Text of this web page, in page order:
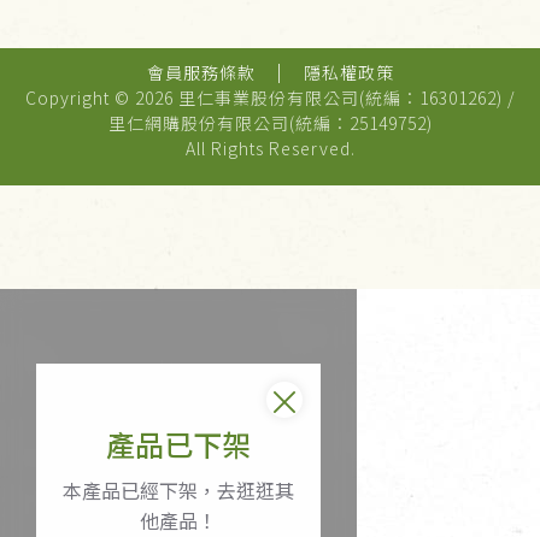
會員服務條款
隱私權政策
Copyright © 2026 里仁事業股份有限公司(統編：16301262) /
里仁網購股份有限公司(統編：25149752)
All Rights Reserved.
產品已下架
本產品已經下架，去逛逛其
他產品！